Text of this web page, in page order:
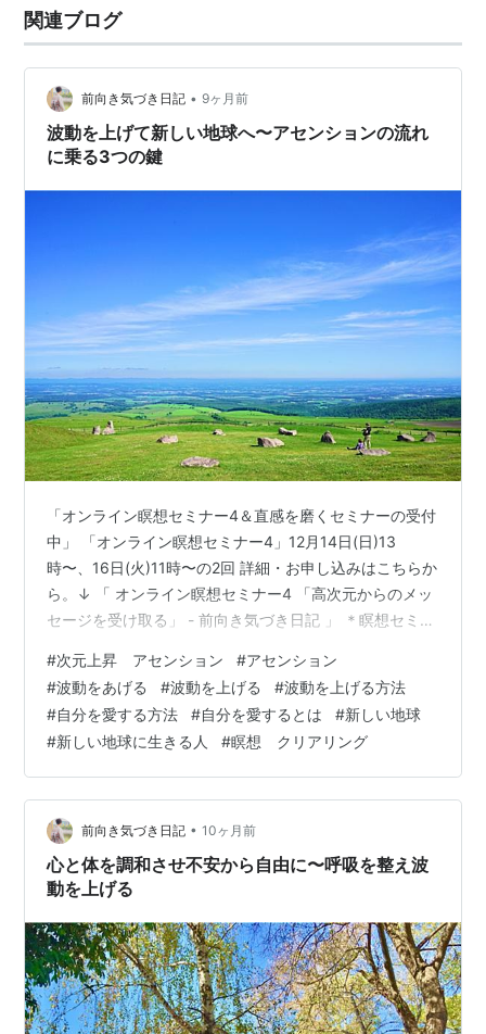
が 文字を読んでいる 呼吸を感じている 何かを考えてい
る その“気づき”…
関連ブログ
前向き気づき日記 • 9ヶ月前
波動を上げて新しい地球へ〜アセンションの流れ
に乗る3つの鍵
「オンライン瞑想セミナー4＆直感を磨くセミナーの受付
中」 「オンライン瞑想セミナー4」12月14日(日)13
時〜、16日(火)11時〜の2回 詳細・お申し込みはこちらか
ら。↓ 「 オンライン瞑想セミナー4 「高次元からのメッ
セージを受け取る」 - 前向き気づき日記 」 ＊瞑想セミナ
い。 「オンラインセミナー・直感を磨く」 12月21日
（日）13時〜、23日（火）11時〜の2回 詳細・お申し込
みはこちらから。↓ 「直感を磨くオンラインセミナー」
＊直感セミナーは瞑想セミナーを受講していなくても受
講していただけます。 ＊両セミナーは日曜日と火曜日…
#次元上昇 アセンション #アセンション
#波動をあげる #波動を上げる #波動を上げる方法
#自分を愛する方法 #自分を愛するとは #新しい地球
#新しい地球に生きる人 #瞑想 クリアリング
前向き気づき日記 • 10ヶ月前
心と体を調和させ不安から自由に〜呼吸を整え波
動を上げる